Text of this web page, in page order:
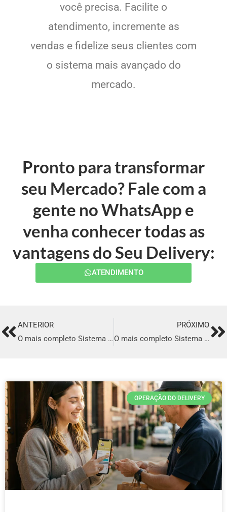
você precisa. Facilite o
atendimento, incremente as
vendas e fidelize seus clientes com
o sistema mais avançado do
mercado.
Pronto para transformar
seu Mercado? Fale com a
gente no WhatsApp e
venha conhecer todas as
vantagens do Seu Delivery:
ATENDIMENTO
PrevANTERIOR
O mais completo Sistema para Delivery em Grajaú
PRÓXIMO
O mais completo Sistema para Delivery em Novo Repartimento
OPERAÇÃO DO DELIVERY